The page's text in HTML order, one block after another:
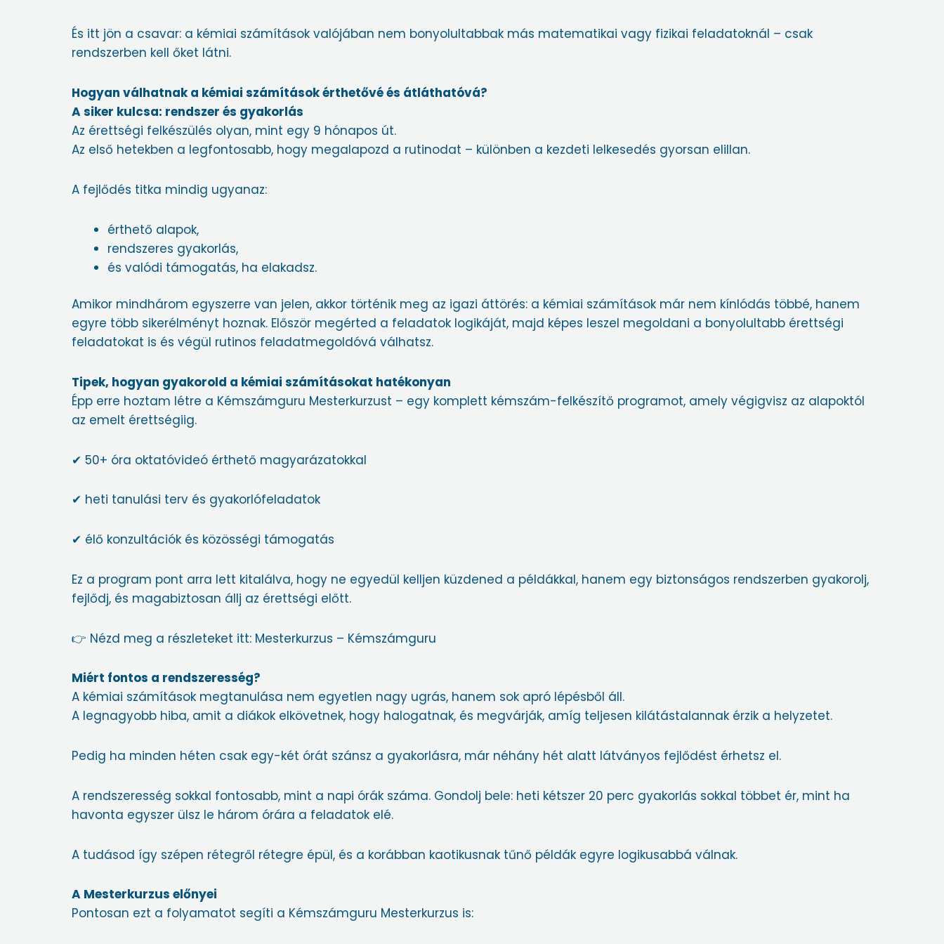
És itt jön a csavar: a kémiai számítások valójában nem bonyolultabbak más matematikai vagy fizikai feladatoknál – csak
rendszerben kell őket látni.
Hogyan válhatnak a kémiai számítások érthetővé és átláthatóvá?
A siker kulcsa: rendszer és gyakorlás
Az érettségi felkészülés olyan, mint egy 9 hónapos út.
Az első hetekben a legfontosabb, hogy megalapozd a rutinodat – különben a kezdeti lelkesedés gyorsan elillan.
A fejlődés titka mindig ugyanaz:
érthető alapok,
rendszeres gyakorlás,
és valódi támogatás, ha elakadsz.
Amikor mindhárom egyszerre van jelen, akkor történik meg az igazi áttörés: a kémiai számítások már nem kínlódás többé, hanem
egyre több sikerélményt hoznak. Először megérted a feladatok logikáját, majd képes leszel megoldani a bonyolultabb érettségi
feladatokat is és végül rutinos feladatmegoldóvá válhatsz.
Tipek, hogyan gyakorold a kémiai számításokat hatékonyan
Épp erre hoztam létre a Kémszámguru Mesterkurzust – egy komplett kémszám-felkészítő programot, amely végigvisz az alapoktól
az emelt érettségiig.
✔ 50+ óra oktatóvideó érthető magyarázatokkal
✔ heti tanulási terv és gyakorlófeladatok
✔ élő konzultációk és közösségi támogatás
Ez a program pont arra lett kitalálva, hogy ne egyedül kelljen küzdened a példákkal, hanem egy biztonságos rendszerben gyakorolj,
fejlődj, és magabiztosan állj az érettségi előtt.
👉 Nézd meg a részleteket itt: Mesterkurzus – Kémszámguru
Miért fontos a rendszeresség?
A kémiai számítások megtanulása nem egyetlen nagy ugrás, hanem sok apró lépésből áll.
A legnagyobb hiba, amit a diákok elkövetnek, hogy halogatnak, és megvárják, amíg teljesen kilátástalannak érzik a helyzetet.
Pedig ha minden héten csak egy-két órát szánsz a gyakorlásra, már néhány hét alatt látványos fejlődést érhetsz el.
A rendszeresség sokkal fontosabb, mint a napi órák száma. Gondolj bele: heti kétszer 20 perc gyakorlás sokkal többet ér, mint ha
havonta egyszer ülsz le három órára a feladatok elé.
A tudásod így szépen rétegről rétegre épül, és a korábban kaotikusnak tűnő példák egyre logikusabbá válnak.
A Mesterkurzus előnyei
Pontosan ezt a folyamatot segíti a Kémszámguru Mesterkurzus is: